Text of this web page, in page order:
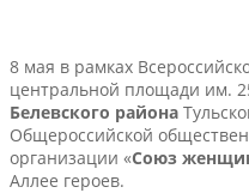
8 мая в рамках
центральной площади им.
Белевского района
Общероссийской
организации «Союз
Аллее героев.